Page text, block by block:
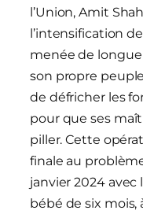
l’Union, Amit
l’intensification
menée de
son propre
de défricher les
pour que ses
piller. Cette
finale au
janvier 2024
bébé de six mois,